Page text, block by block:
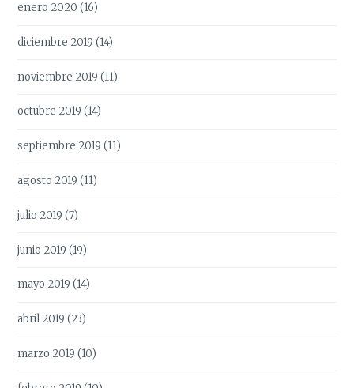
enero 2020 (16)
diciembre 2019 (14)
noviembre 2019 (11)
octubre 2019 (14)
septiembre 2019 (11)
agosto 2019 (11)
julio 2019 (7)
junio 2019 (19)
mayo 2019 (14)
abril 2019 (23)
marzo 2019 (10)